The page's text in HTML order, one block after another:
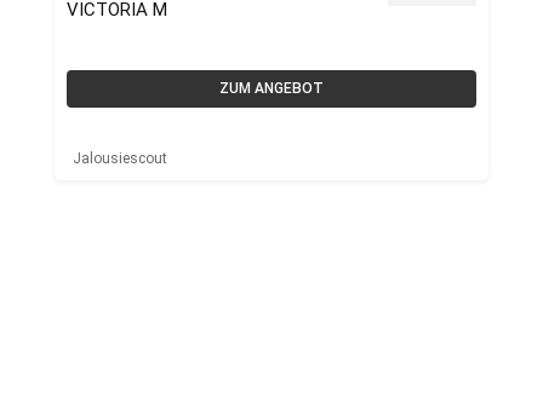
VICTORIA M
ZUM ANGEBOT
Jalousiescout